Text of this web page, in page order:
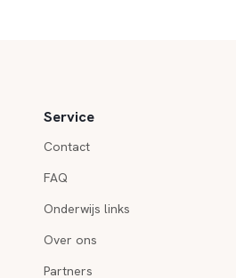
Service
Contact
FAQ
Onderwijs links
Over ons
Partners